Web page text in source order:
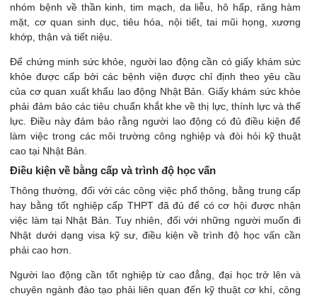
nhóm bệnh về thần kinh, tim mạch, da liễu, hô hấp, răng hàm
mặt, cơ quan sinh dục, tiêu hóa, nội tiết, tai mũi họng, xương
khớp, thận và tiết niệu.
Để chứng minh sức khỏe, người lao động cần có giấy khám sức
khỏe được cấp bởi các bệnh viện được chỉ định theo yêu cầu
của cơ quan xuất khẩu lao động Nhật Bản. Giấy khám sức khỏe
phải đảm bảo các tiêu chuẩn khắt khe về thị lực, thính lực và thể
lực. Điều này đảm bảo rằng người lao động có đủ điều kiện để
làm việc trong các môi trường công nghiệp và đòi hỏi kỹ thuật
cao tại Nhật Bản.
Điều kiện về bằng cấp và trình độ học vấn
Thông thường, đối với các công việc phổ thông, bằng trung cấp
hay bằng tốt nghiệp cấp THPT đã đủ để có cơ hội được nhận
việc làm tại Nhật Bản. Tuy nhiên, đối với những người muốn đi
Nhật dưới dạng visa kỹ sư, điều kiện về trình độ học vấn cần
phải cao hơn.
Người lao động cần tốt nghiệp từ cao đẳng, đại học trở lên và
chuyên ngành đào tạo phải liên quan đến kỹ thuật cơ khí, công